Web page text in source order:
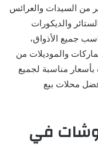
من السيدات والعرائس
والديكورات
جميع الأذواق،
والموديلات من
مناسبة لجميع
محلات بيع
في